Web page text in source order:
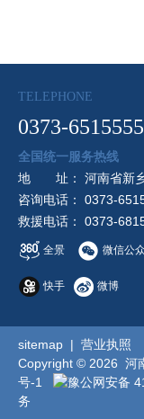
TELEPHONE
0373-6515555
全国统一服务热线
地 址： 河南省新乡
咨询电话： 0373-
救援电话： 0373-
全景 微信公
快手 微博
sitemap | 营业执照
Copyright © 2026 河
号-1
豫公网安备
务